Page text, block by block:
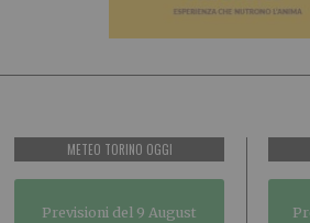
METEO TORINO OGGI
Previsioni del 9 August